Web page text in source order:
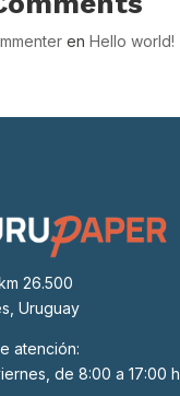
en Hello world!
26.500
Uruguay
atención:
de 8:00 a 17:00 h